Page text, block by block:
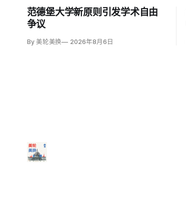
范德堡大学新原则引发学术自由
争议
By 美轮美换 2026年8月6日